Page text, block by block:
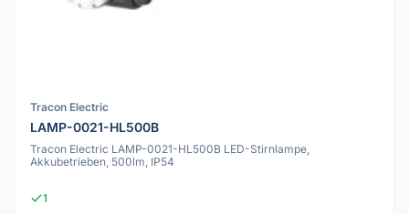
Tracon Electric
LAMP-0021-HL500B
Tracon Electric LAMP-0021-HL500B LED-Stirnlampe,
Akkubetrieben, 500lm, IP54
1